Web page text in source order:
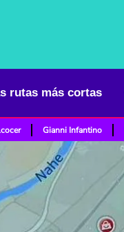
rutas más cortas
Gianni Infantino